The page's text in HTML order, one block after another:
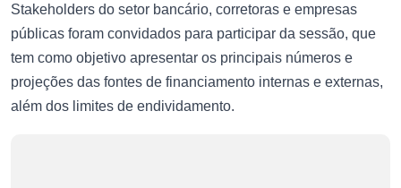
Stakeholders do setor bancário, corretoras e empresas
públicas foram convidados para participar da sessão, que
tem como objetivo apresentar os principais números e
projeções das fontes de financiamento internas e externas,
além dos limites de endividamento.